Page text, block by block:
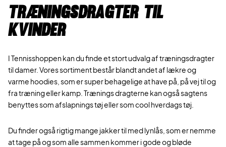
Træningsdragter til
kvinder
I Tennisshoppen kan du finde et stort udvalg af træningsdragter
til damer. Vores sortiment består blandt andet af lækre og
varme hoodies, som er super behagelige at have på, på vej til og
fra træning eller kamp. Trænings dragterne kan også sagtens
benyttes som afslapnings tøj eller som cool hverdags tøj.
Du finder også rigtig mange jakker til med lynlås, som er nemme
at tage på og som alle sammen kommer i gode og bløde